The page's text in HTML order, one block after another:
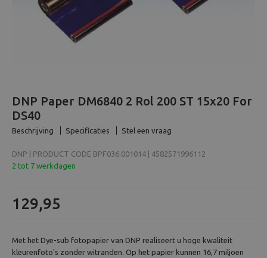
Studio
Analoog
DNP Paper DM6840 2 Rol 200 ST 15x20 For
DS40
Beschrijving Specificaties Stel een vraag
DNP | PRODUCT CODE BPF036.001014 | 4582571996112
2 tot 7 werkdagen
129,95
Met het Dye-sub fotopapier van DNP realiseert u hoge kwaliteit
kleurenfoto's zonder witranden. Op het papier kunnen 16,7 miljoen